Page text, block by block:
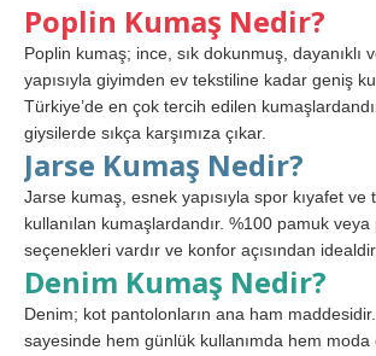
Poplin Kumaş Nedir?
Poplin kumaş; ince, sık dokunmuş, dayanıklı
yapısıyla giyimden ev tekstiline kadar geniş
Türkiye’de en çok tercih edilen
giysilerde sıkça karşımıza çıkar.
Jarse Kumaş Nedir?
Jarse kumaş, esnek yapısıyla spor kıyafet
kullanılan kumaşlardandır. %100 pamuk veya
seçenekleri vardır ve konfor açısından idealdir.
Denim Kumaş Nedir?
Denim; kot pantolonların ana ham maddesidir.
sayesinde hem günlük kullanımda hem moda